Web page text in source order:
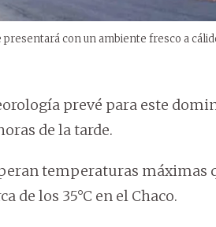
con un ambiente fresco a
prevé para este
de la tarde.
temperaturas máximas
de los 35°C en el Chaco.